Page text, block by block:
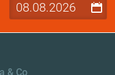
& Co